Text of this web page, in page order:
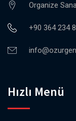
Organize
+90 364 234
Hızlı Menü